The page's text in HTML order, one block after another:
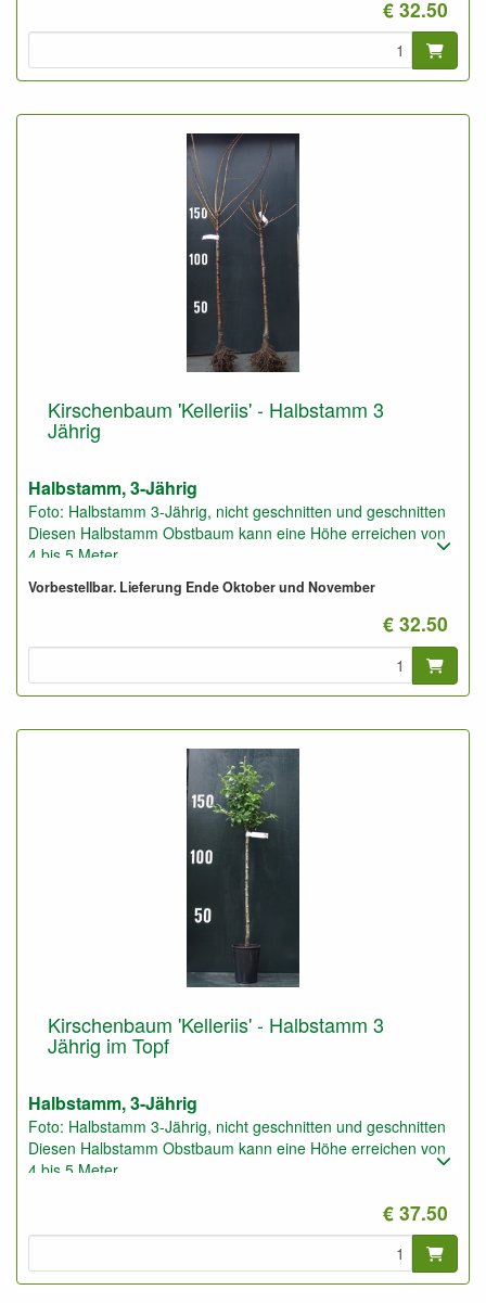
€ 32.50
Kirschenbaum 'Kelleriis' - Halbstamm 3
Jährig
Halbstamm, 3-Jährig
Foto: Halbstamm 3-Jährig, nicht geschnitten und geschnitten
Diesen Halbstamm Obstbaum kann eine Höhe erreichen von
4 bis 5 Meter.
Pflanzabstand: 5 bis 6 Meter
Vorbestellbar. Lieferung Ende Oktober und November
€ 32.50
Kirschenbaum 'Kelleriis' - Halbstamm 3
Jährig im Topf
Halbstamm, 3-Jährig
Foto: Halbstamm 3-Jährig, nicht geschnitten und geschnitten
Diesen Halbstamm Obstbaum kann eine Höhe erreichen von
4 bis 5 Meter.
€ 37.50